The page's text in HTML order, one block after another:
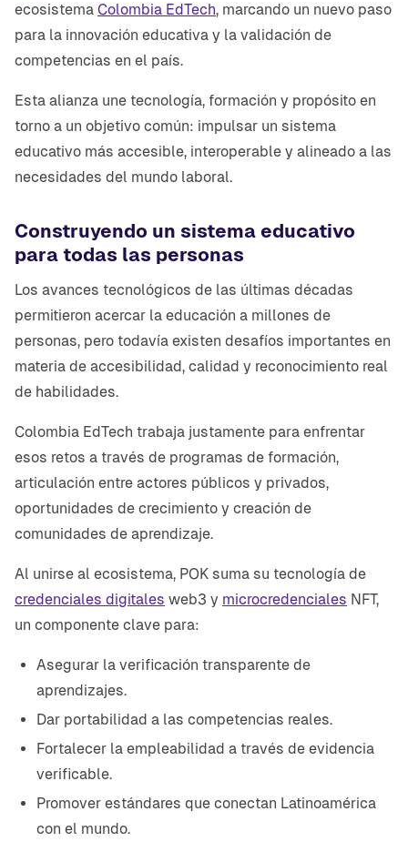
ecosistema Colombia EdTech, marcando un nuevo paso
para la innovación educativa y la validación de
competencias en el país.
Esta alianza une tecnología, formación y propósito en
torno a un objetivo común: impulsar un sistema
educativo más accesible, interoperable y alineado a las
necesidades del mundo laboral.
Construyendo un sistema educativo
para todas las personas
Los avances tecnológicos de las últimas décadas
permitieron acercar la educación a millones de
personas, pero todavía existen desafíos importantes en
materia de accesibilidad, calidad y reconocimiento real
de habilidades.
Colombia EdTech trabaja justamente para enfrentar
esos retos a través de programas de formación,
articulación entre actores públicos y privados,
oportunidades de crecimiento y creación de
comunidades de aprendizaje.
Al unirse al ecosistema, POK suma su tecnología de
credenciales digitales web3 y microcredenciales NFT,
un componente clave para:
Asegurar la verificación transparente de
aprendizajes.
Dar portabilidad a las competencias reales.
Fortalecer la empleabilidad a través de evidencia
verificable.
Promover estándares que conectan Latinoamérica
con el mundo.